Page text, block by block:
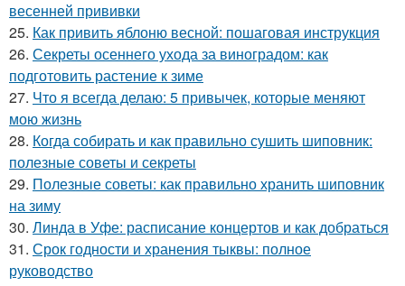
весенней прививки
25. Как привить яблоню весной: пошаговая инструкция
26. Секреты осеннего ухода за виноградом: как
подготовить растение к зиме
27. Что я всегда делаю: 5 привычек, которые меняют
мою жизнь
28. Когда собирать и как правильно сушить шиповник:
полезные советы и секреты
29. Полезные советы: как правильно хранить шиповник
на зиму
30. Линда в Уфе: расписание концертов и как добраться
31. Срок годности и хранения тыквы: полное
руководство